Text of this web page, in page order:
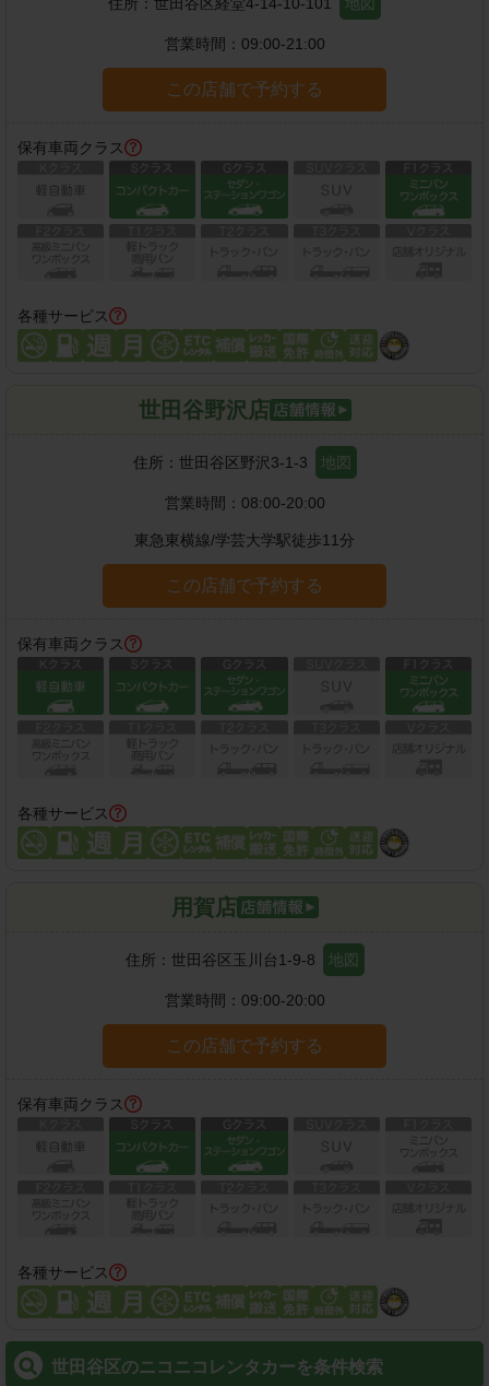
営業時間： 09:00-21:00
この店舗で予約する
保有車両クラス
各種サービス
世田谷野沢店
住所： 世田谷区野沢3-1-3 地図
営業時間： 08:00-20:00
東急東横線/学芸大学駅徒歩11分
この店舗で予約する
保有車両クラス
各種サービス
用賀店
住所： 世田谷区玉川台1-9-8 地図
営業時間： 09:00-20:00
この店舗で予約する
保有車両クラス
各種サービス
世田谷区のニコニコレンタカーを条件検索